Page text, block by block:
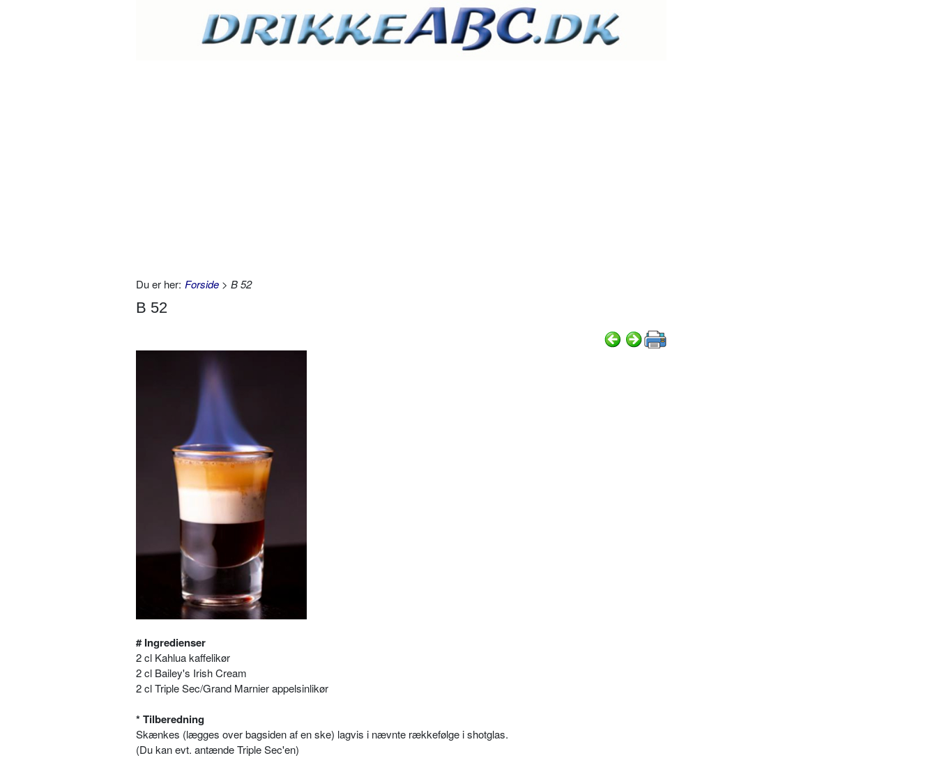
Du er her: Forside > B 52
B 52
# Ingredienser
2 cl Kahlua kaffelikør
2 cl Bailey's Irish Cream
2 cl Triple Sec/Grand Marnier appelsinlikør
* Tilberedning
Skænkes (lægges over bagsiden af en ske) lagvis i nævnte rækkefølge i shotglas.
(Du kan evt. antænde Triple Sec'en)